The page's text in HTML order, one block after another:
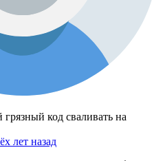
код сваливать на
лет назад